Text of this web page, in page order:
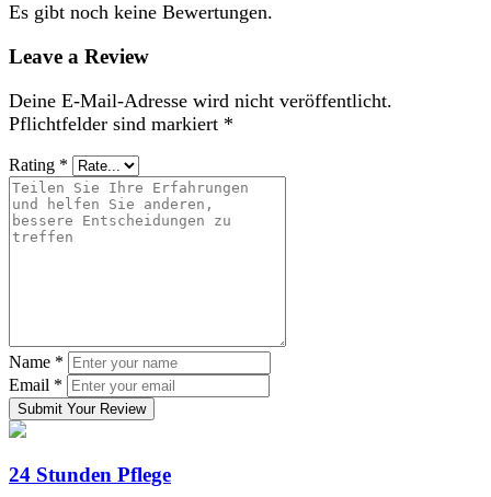
Es gibt noch keine Bewertungen.
Leave a Review
Deine E-Mail-Adresse wird nicht veröffentlicht.
Pflichtfelder sind markiert *
Rating *
Name *
Email *
Submit Your Review
24 Stunden Pflege